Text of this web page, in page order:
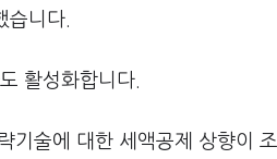
습니다.
활성화합니다.
기술에 대한 세액공제 상향이